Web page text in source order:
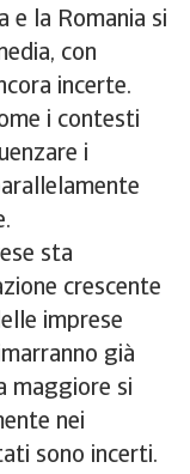
e la Romania si
con
incerte.
i contesti
i
sta
crescente
imprese
già
maggiore si
nei
sono incerti.